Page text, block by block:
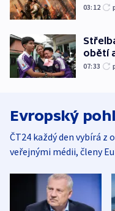
03:12
obětí
07:33
Evropský
ČT24 každý den vybírá
veřejnými médii, členy